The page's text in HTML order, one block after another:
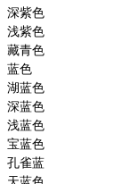
深紫色
浅紫色
藏青色
蓝色
湖蓝色
深蓝色
浅蓝色
宝蓝色
孔雀蓝
天蓝色